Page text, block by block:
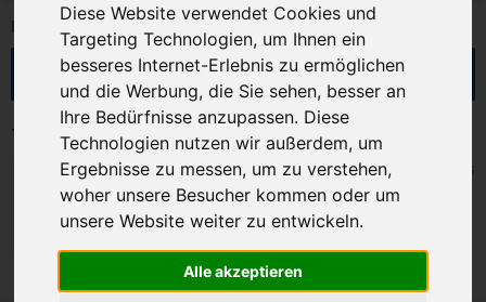
Diese Website verwendet Cookies und
Targeting Technologien, um Ihnen ein
besseres Internet-Erlebnis zu ermöglichen
und die Werbung, die Sie sehen, besser an
Ihre Bedürfnisse anzupassen. Diese
Technologien nutzen wir außerdem, um
Ergebnisse zu messen, um zu verstehen,
woher unsere Besucher kommen oder um
unsere Website weiter zu entwickeln.
Alle akzeptieren
FN-Kleinanzeigen>Marktplatz >Auto und Motorrad
Suche eingrenzen
1 Kleinanzeigen in Auto und Motorrad
Himmelkron
Stahlfelgen